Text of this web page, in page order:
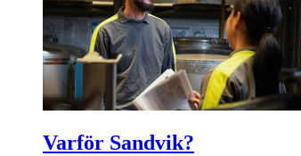
Varför Sandvik?